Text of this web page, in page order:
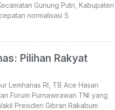
Gunung Putri, Kabupaten
normalisasi S
Pilihan Rakyat
Lemhanas RI, TB Ace Hasan
Forum Purnawirawan TNI yang
Presiden Gibran Rakabum